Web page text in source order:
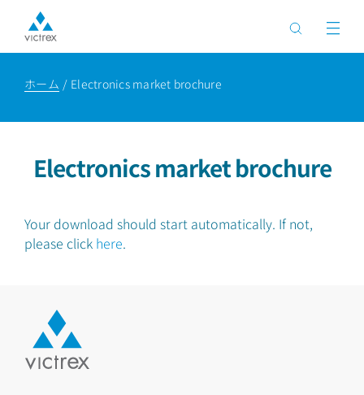
ホーム Electronics market brochure
Electronics market brochure
Your download should start automatically. If not,
please click here.